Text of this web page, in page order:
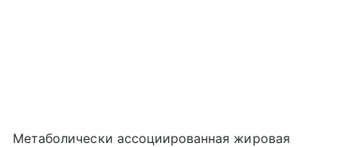
Метаболически ассоциированная жировая